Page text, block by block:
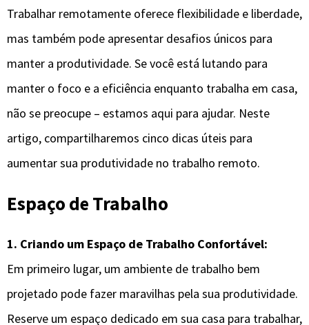
Trabalhar remotamente oferece flexibilidade e liberdade,
mas também pode apresentar desafios únicos para
manter a produtividade. Se você está lutando para
manter o foco e a eficiência enquanto trabalha em casa,
não se preocupe – estamos aqui para ajudar. Neste
artigo, compartilharemos cinco dicas úteis para
aumentar sua produtividade no trabalho remoto.
Espaço de Trabalho
1. Criando um Espaço de Trabalho Confortável:
Em primeiro lugar, um ambiente de trabalho bem
projetado pode fazer maravilhas pela sua produtividade.
Reserve um espaço dedicado em sua casa para trabalhar,